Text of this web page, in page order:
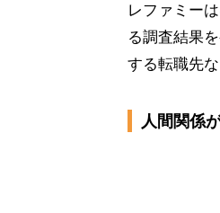
レファミー
る調査結果
する転職先
人間関係